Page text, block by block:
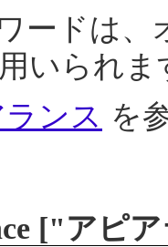
ワードは
いられま
ンス を
["アピ